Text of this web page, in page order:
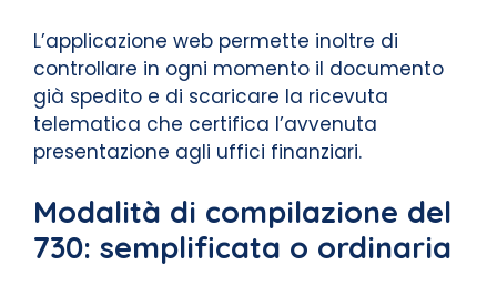
L’applicazione web permette inoltre di
controllare in ogni momento il documento
già spedito e di scaricare la ricevuta
telematica che certifica l’avvenuta
presentazione agli uffici finanziari.
Modalità di compilazione del
730: semplificata o ordinaria